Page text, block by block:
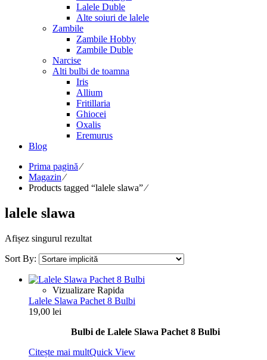
Lalele Duble
Alte soiuri de lalele
Zambile
Zambile Hobby
Zambile Duble
Narcise
Alti bulbi de toamna
Iris
Allium
Fritillaria
Ghiocei
Oxalis
Eremurus
Blog
Prima pagină⁄
Magazin ⁄
Products tagged “lalele slawa”⁄
lalele slawa
Afișez singurul rezultat
Sort By:
Vizualizare Rapida
Lalele Slawa Pachet 8 Bulbi
19,00 lei
Bulbi de Lalele Slawa Pachet 8 Bulbi
Citește mai multQuick View